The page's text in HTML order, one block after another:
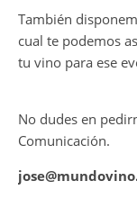
También
cual te podemos
tu vino para ese
No dudes en
Comunicación.